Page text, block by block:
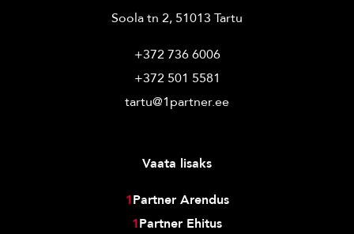
Soola tn 2, 51013 Tartu
+372 736 6006
+372 501 5581
tartu@1partner.ee
Vaata lisaks
1Partner Arendus
1Partner Ehitus